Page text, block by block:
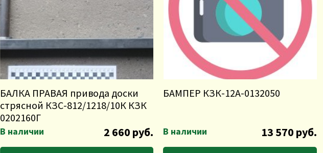
БАЛКА ПРАВАЯ привода доски
стрясной КЗС-812/1218/10К КЗК
0202160Г
В наличии 2 660 руб.
БАМПЕР КЗК-12А-0132050
В наличии 13 570 руб.